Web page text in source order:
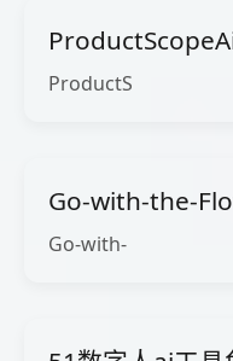
ProductS
Go-with-the-
Go-with-